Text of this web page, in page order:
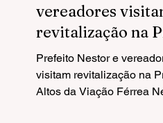
vereadores
revitalização na
do Altos da
FérreaNesta
Prefeito Nestor e
visitam revitalização na
Altos da Viação Férrea